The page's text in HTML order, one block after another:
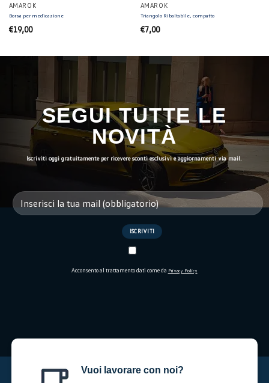
AMAROK
Borsa per medicazione
€19,00
AMAROK
Triangolo Ribaltabile, compatto
€7,00
SEGUI TUTTE LE
NOVITÀ
Iscriviti oggi gratuitamente per ricevere sconti esclusivi e aggiornamenti via mail.
Acconsento al trattamento dati come da Privacy Policy
Vuoi lavorare con noi?